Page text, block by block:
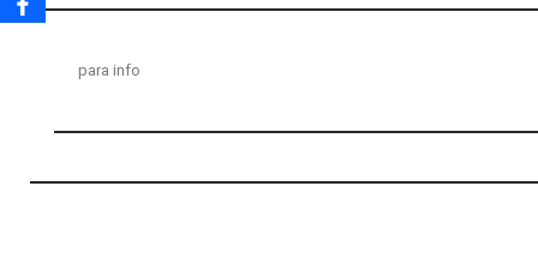
para info